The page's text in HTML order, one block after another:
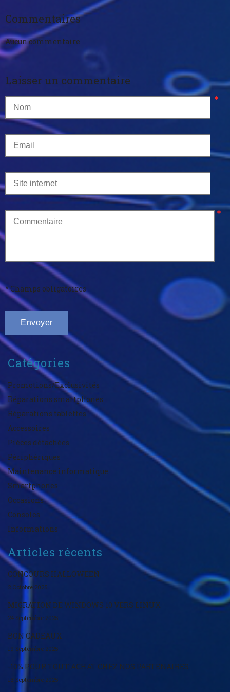
Commentaires
Aucun commentaire
Laisser un commentaire
* Champs obligatoires
Catégories
Promotions/Exclusivités
Réparations smartphones
Réparations tablettes
Accessoires
Pièces détachées
Périphériques
Maintenance informatique
Smartphones
Occasions
Consoles
Informations
Articles récents
CONCOURS HALLOWEEN
2 Octobre 2025
MIGRATION DE WINDOWS 10 VERS LINUX
24 Septembre 2025
BON CADEAUX
19 Septembre 2025
-10% POUR TOUT ACHAT CHEZ NOS PARTENAIRES
13 Septembre 2025